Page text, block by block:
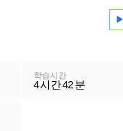
학습시간
4시간42 분